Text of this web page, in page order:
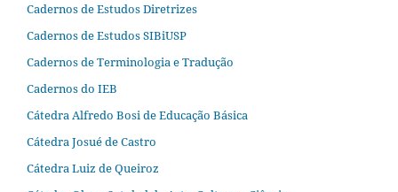
Cadernos de Estudos Diretrizes
Cadernos de Estudos SIBiUSP
Cadernos de Terminologia e Tradução
Cadernos do IEB
Cátedra Alfredo Bosi de Educação Básica
Cátedra Josué de Castro
Cátedra Luiz de Queiroz